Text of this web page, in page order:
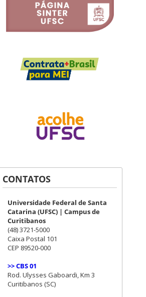
CONTATOS
Universidade Federal de Santa
Catarina (UFSC) | Campus de
Curitibanos
(48) 3721-5000
Caixa Postal 101
CEP 89520-000
>> CBS 01
Rod. Ulysses Gaboardi, Km 3
Curitibanos (SC)